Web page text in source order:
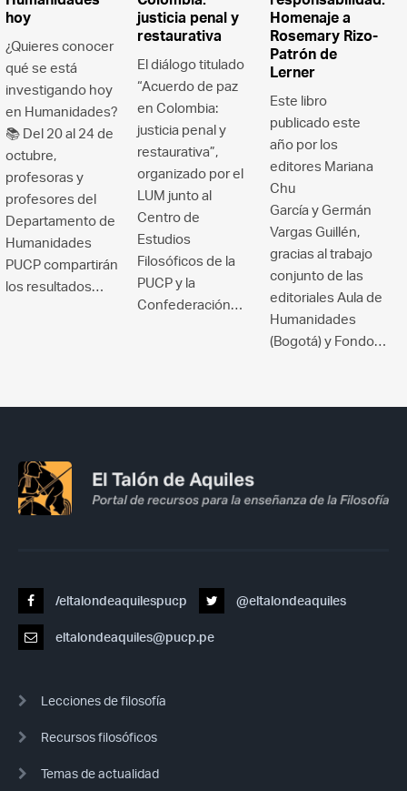
hoy
¿Quieres conocer
qué se está
investigando hoy
en Humanidades?
📚 Del 20 al 24 de
octubre,
profesoras y
profesores del
Departamento de
Humanidades
PUCP compartirán
los resultados…
justicia penal y
restaurativa
El diálogo titulado
“Acuerdo de paz
en Colombia:
justicia penal y
restaurativa”,
organizado por el
LUM junto al
Centro de
Estudios
Filosóficos de la
PUCP y la
Confederación…
Homenaje a
Rosemary Rizo-
Patrón de
Lerner
Este libro
publicado este
año por los
editores Mariana
Chu
García y Germán
Vargas Guillén,
gracias al trabajo
conjunto de las
editoriales Aula de
Humanidades
(Bogotá) y Fondo…
/eltalondeaquilespucp @eltalondeaquiles
eltalondeaquiles@pucp.pe
Lecciones de filosofía
Recursos filosóficos
Temas de actualidad